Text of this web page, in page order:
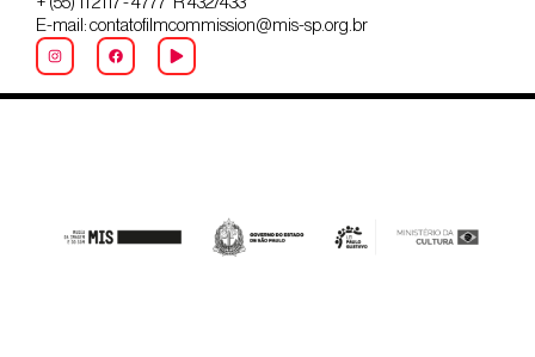
E-mail: contatofilmcommission@mis-sp.org.br